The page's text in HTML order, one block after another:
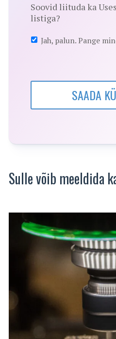
Soovid liituda ka
listiga?
Jah, palun. Pange
SAADA
Sulle võib meeldida